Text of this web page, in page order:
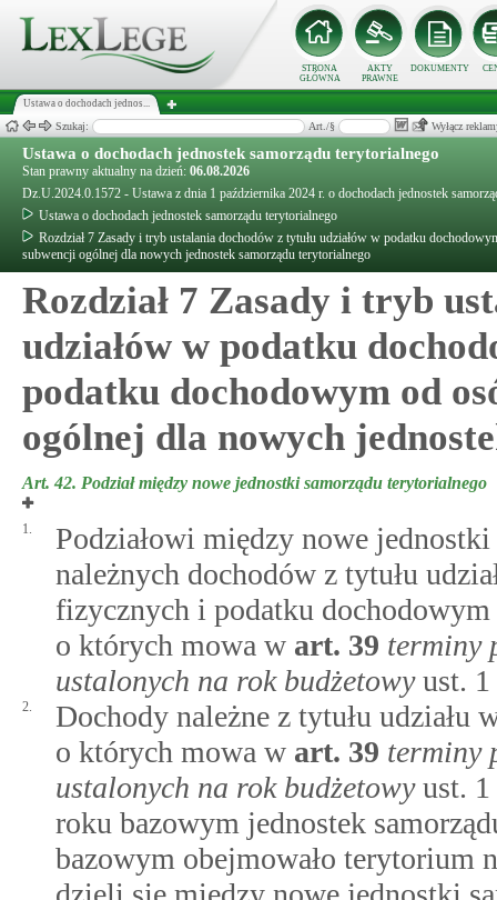
STRONA
GŁÓWNA
AKTY
PRAWNE
DOKUMENTY
Ustawa o dochodach jednos...
Szukaj: Art./§ Wyłącz
Ustawa o dochodach jednostek samorządu terytorialnego
Stan prawny aktualny na dzień: 06.08.2026
Dz.U.2024.0.1572 - Ustawa z dnia 1 października 2024 r. o dochodach jednostek
Ustawa o dochodach jednostek samorządu terytorialnego
Rozdział 7 Zasady i tryb ustalania dochodów z tytułu udziałów w podatku
subwencji ogólnej dla nowych jednostek samorządu terytorialnego
Rozdział 7 Zasady i tryb
udziałów w podatku
podatku dochodowym od
ogólnej dla nowych
Art. 42. Podział między nowe jednostki samorządu terytorialnego
1.
Podziałowi między nowe
należnych dochodów z tytułu
fizycznych i podatku
o których mowa w art. 39 terminy
ustalonych na rok budżetowyust. 1
2.
Dochody należne z tytułu
o których mowa w art. 39 terminy
ustalonych na rok budżetowyust. 1
roku bazowym jednostek
bazowym obejmowało terytorium